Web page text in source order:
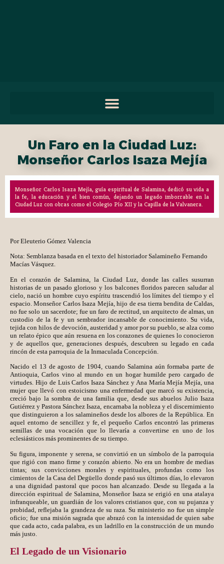
Un Faro en la Ciudad Luz:
Monseñor Carlos Isaza Mejía
Monseñor Carlos Isaza Mejía, guía espiritual de Salamina, dedicó su vida a
la fe, la educación y el bien común, dejando un legado imborrable en la
Ciudad Luz con obras como el Colegio Pío XII y la Capilla de la Valvanera.
Por Eleuterio Gómez Valencia
Nota: Semblanza basada en el texto del historiador Salamineño Fernando
Macías Vásquez.
En el corazón de Salamina, la Ciudad Luz, donde las calles susurran
historias de un pasado glorioso y los balcones floridos parecen saludar al
cielo, nació un hombre cuyo espíritu trascendió los límites del tiempo y el
espacio. Monseñor Carlos Isaza Mejía, hijo de esa tierra bendita de Caldas,
no fue solo un sacerdote; fue un faro de rectitud, un arquitecto de almas, un
custodio de la fe y un sembrador incansable de conocimiento. Su vida,
tejida con hilos de devoción, austeridad y amor por su pueblo, se alza como
un relato épico que aún resuena en los corazones de quienes lo conocieron
y de aquellos que, generaciones después, descubren su legado en cada
rincón de esta parroquia de la Inmaculada Concepción.
Nacido el 13 de agosto de 1904, cuando Salamina aún formaba parte de
Antioquia, Carlos vino al mundo en un hogar humilde pero cargado de
virtudes. Hijo de Luis Carlos Isaza Sánchez y Ana María Mejía Mejía, una
mujer que llevó con estoicismo una enfermedad que marcó su existencia,
creció bajo la sombra de una familia que, desde sus abuelos Julio Isaza
Gutiérrez y Pastora Sánchez Isaza, encarnaba la nobleza y el discernimiento
que distinguieron a los salamineños desde los albores de la República. En
aquel entorno de sencillez y fe, el pequeño Carlos encontró las primeras
semillas de una vocación que lo llevaría a convertirse en uno de los
eclesiásticos más prominentes de su tiempo.
Su figura, imponente y serena, se convirtió en un símbolo de la parroquia
que rigió con mano firme y corazón abierto. No era un hombre de medias
tintas; sus convicciones morales y espirituales, profundas como los
cimientos de la Casa del Degüello donde pasó sus últimos días, lo elevaron
a una dignidad pastoral que pocos han alcanzado. Desde su llegada a la
dirección espiritual de Salamina, Monseñor Isaza se erigió en una atalaya
infranqueable, un guardián de los valores cristianos que, con su pujanza y
probidad, reflejaba la grandeza de su raza. Su ministerio no fue un simple
oficio; fue una misión sagrada que abrazó con la intensidad de quien sabe
que cada acto, cada palabra, es un ladrillo en la construcción de un mundo
más justo.
El Legado de un Visionario